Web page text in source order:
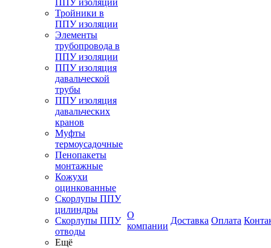
ППУ изоляции
Тройники в
ППУ изоляции
Элементы
трубопровода в
ППУ изоляции
ППУ изоляция
давальческой
трубы
ППУ изоляция
давальческих
кранов
Муфты
термоусадочные
Пенопакеты
монтажные
Кожухи
оцинкованные
Скорлупы ППУ
цилиндры
Скорлупы ППУ
отводы
Ещё
О
компании
Доставка Оплата